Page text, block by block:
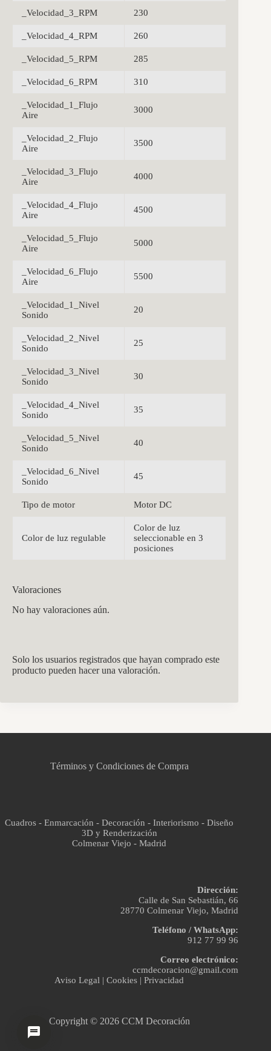
_Velocidad_3_RPM 230
_Velocidad_4_RPM 260
_Velocidad_5_RPM 285
_Velocidad_6_RPM 310
_Velocidad_1_Flujo
Aire
3000
_Velocidad_2_Flujo
Aire
3500
_Velocidad_3_Flujo
Aire
4000
_Velocidad_4_Flujo
Aire
4500
_Velocidad_5_Flujo
Aire
5000
_Velocidad_6_Flujo
Aire
5500
_Velocidad_1_Nivel
Sonido
20
_Velocidad_2_Nivel
Sonido
25
_Velocidad_3_Nivel
Sonido
30
_Velocidad_4_Nivel
Sonido
35
_Velocidad_5_Nivel
Sonido
40
_Velocidad_6_Nivel
Sonido
45
Tipo de motor Motor DC
Color de luz regulable
Color de luz
seleccionable en 3
posiciones
Valoraciones
No hay valoraciones aún.
Solo los usuarios registrados que hayan comprado este
producto pueden hacer una valoración.
Términos y Condiciones de Compra
Cuadros - Enmarcación - Decoración - Interiorismo - Diseño
3D y Renderización
Colmenar Viejo - Madrid
Dirección:
Calle de San Sebastián, 66
28770 Colmenar Viejo, Madrid
Teléfono / WhatsApp:
912 77 99 96
Correo electrónico:
ccmdecoracion@gmail.com
Aviso Legal |Cookies |Privacidad
Copyright © 2026 CCM Decoración
Asistente virtual · En línea